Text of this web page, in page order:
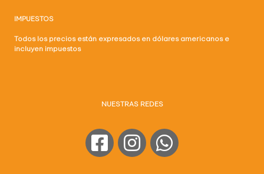
IMPUESTOS
Todos los precios están expresados en dólares americanos e
incluyen impuestos
NUESTRAS REDES